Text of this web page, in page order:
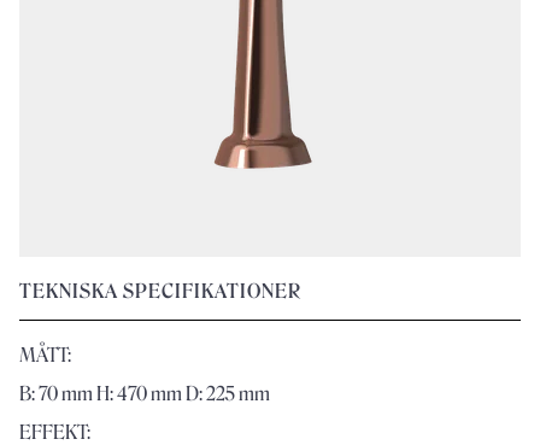
TEKNISKA SPECIFIKATIONER
MÅTT:
B: 70 mm H: 470 mm D: 225 mm
EFFEKT: